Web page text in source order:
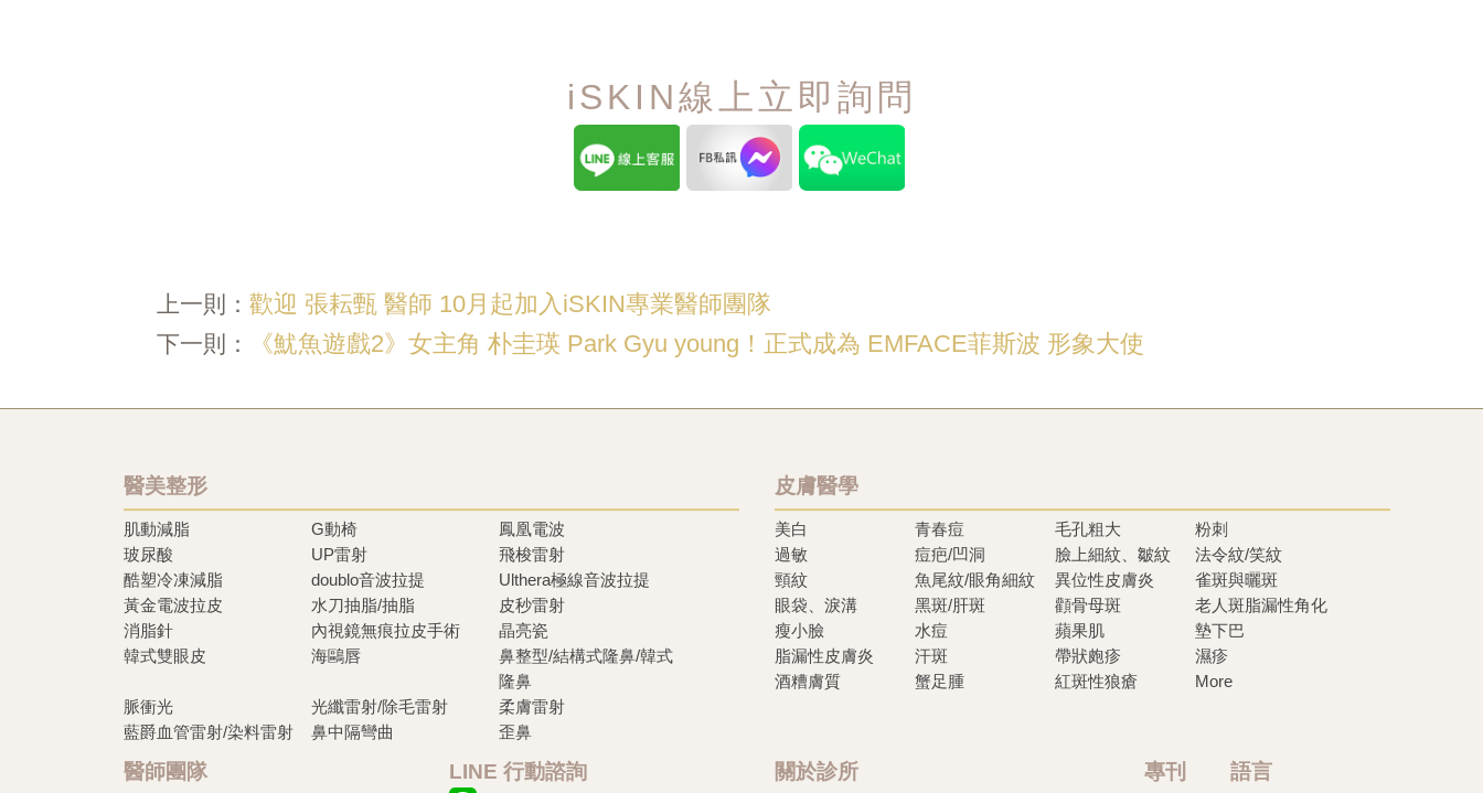
iSKIN線上立即詢問
上一則： 歡迎 張耘甄 醫師 10月起加入iSKIN專業醫師團隊
下一則： 《魷魚遊戲2》女主角 朴圭瑛 Park Gyu young！正式成為 EMFACE菲斯波 形象大使
醫美整形
肌動減脂 G動椅
鳳凰電波
玻尿酸
UP雷射
飛梭雷射
酷塑冷凍減脂
doublo音波拉提
Ulthera極線音波拉提
黃金電波拉皮
水刀抽脂/抽脂
皮秒雷射
消脂針
內視鏡無痕拉皮手術
晶亮瓷
韓式雙眼皮
海鷗唇
鼻整型/結構式隆鼻/韓式
隆鼻
脈衝光
光纖雷射/除毛雷射
柔膚雷射
藍爵血管雷射/染料雷射
鼻中隔彎曲 歪鼻
皮膚醫學
美白 青春痘 毛孔粗大
粉刺
過敏
痘疤/凹洞 臉上細紋、皺紋
法令紋/笑紋
頸紋
魚尾紋/眼角細紋 異位性皮膚炎
雀斑與曬斑
眼袋、淚溝
黑斑/肝斑 顴骨母斑
老人斑脂漏性角化
瘦小臉
水痘 蘋果肌
墊下巴
脂漏性皮膚炎
汗斑 帶狀皰疹
濕疹
酒糟膚質
蟹足腫 紅斑性狼瘡 More
醫師團隊 LINE 行動諮詢 關於診所 專刊 語言